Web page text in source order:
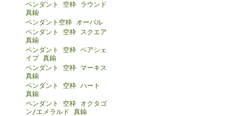
ペンダント 空枠 ラウンド
真鍮
ペンダント空枠 オーバル
ペンダント 空枠 スクエア
真鍮
ペンダント 空枠 ペアシェ
イプ 真鍮
ペンダント 空枠 マーキス
真鍮
ペンダント 空枠 ハート
真鍮
ペンダント 空枠 オクタゴ
ン/エメラルド 真鍮